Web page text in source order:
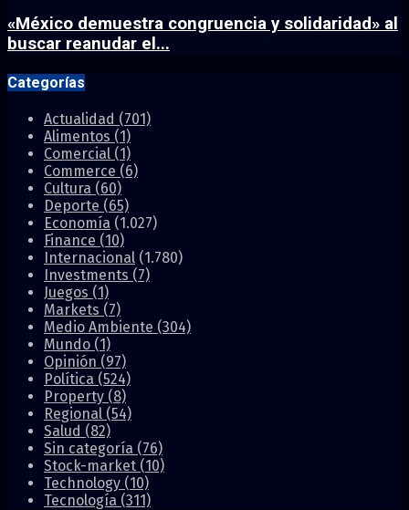
«México demuestra congruencia y solidaridad» al
buscar reanudar el...
Categorías
Actualidad (701)
Alimentos (1)
Comercial (1)
Commerce (6)
Cultura (60)
Deporte (65)
Economía (1.027)
Finance (10)
Internacional (1.780)
Investments (7)
Juegos (1)
Markets (7)
Medio Ambiente (304)
Mundo (1)
Opinión (97)
Política (524)
Property (8)
Regional (54)
Salud (82)
Sin categoría (76)
Stock-market (10)
Technology (10)
Tecnología (311)